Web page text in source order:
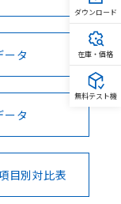
ータ
ータ
目別対比表
ダウンロード
在庫・価格
無料テスト機